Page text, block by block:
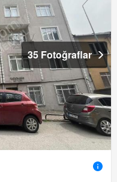
35 Fotoğraflar